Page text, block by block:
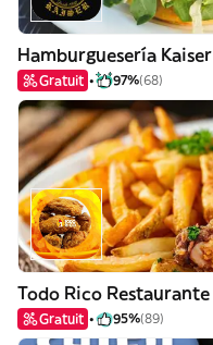
Hamburguesería Kaiser
Gratuit 97%(68)
Todo Rico Restaurante
Gratuit 95%(89)